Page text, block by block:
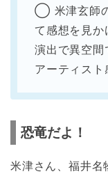
◯ 米津玄師
て感想を見
演出で異空間
アーティス
恐竜だよ！
米津さん、福井